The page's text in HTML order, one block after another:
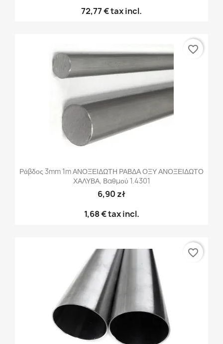
72,77 €tax incl.
Ράβδος 3mm 1m ΑΝΟΞΕΙΔΩΤΗ ΡΑΒΔΑ ΟΞΥ ΑΝΟΞΕΙΔΩΤΟ
ΧΑΛΥΒΑ, Βαθμού 1.4301
6,90 zł
1,68 €tax incl.
favorite_border
favorite_border